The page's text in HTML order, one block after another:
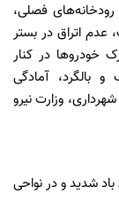
فصلی،
عدم اتراق در بستر
خودرو‌ها در کنار
بالگرد، آمادگی
وزارت نیرو
شدید و در نواحی